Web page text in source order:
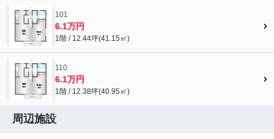
101
6.1万円
1階 / 12.44坪(41.15㎡)
110
6.1万円
1階 / 12.38坪(40.95㎡)
周辺施設